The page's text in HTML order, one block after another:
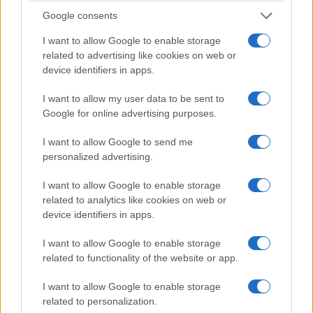
Google consents
I want to allow Google to enable storage
related to advertising like cookies on web or
device identifiers in apps.
I want to allow my user data to be sent to
Google for online advertising purposes.
I want to allow Google to send me
personalized advertising.
I want to allow Google to enable storage
related to analytics like cookies on web or
device identifiers in apps.
I want to allow Google to enable storage
related to functionality of the website or app.
I want to allow Google to enable storage
related to personalization.
Τα ρούχα τους δεν υπήρχαν πλέον. Τα φυσίγγια
είχαν τελειώσει, και η λίγη τροφή την οποίαν
έπαιρναν διά της βίας από τους περαστικούς, με
όπλα χωρίς φυσίγγια δεν θα ήταν δυνατόν να
βρεθεί. Και τα σωτήρια ελληνικά σύνορα ποιος
ήξερε πόσο μακριά ήταν ακόμα; Ο αρχηγός
συρματοπλέγματα είχε χαθεί και είχε μαζί του
τον μοναδικό έως τότε οδηγό, τον γεωγραφικό
χάρτη του σχολείου. Μεμονωμένοι και
ανυπεράσπιστοι, χαμένοι στις απέραντες
εκτάσεις της Ασίας και χωρίς να ελπίζουν σε
καμία βοήθεια, περικυκλωμένοι από εχθρούς,
έβλεπαν την ελευθερία στην οποία είχαν